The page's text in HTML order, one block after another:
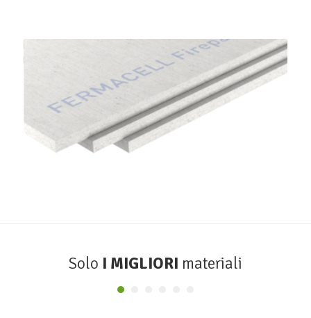
Lastre Gessofibra Firepanel A1
FERMACELL
Solo I MIGLIORI materiali